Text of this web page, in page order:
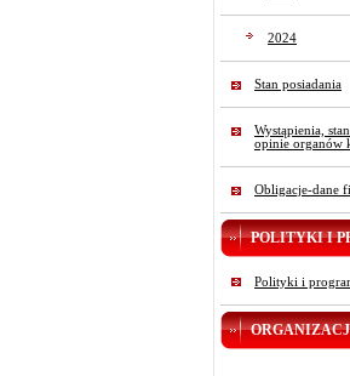
2024
Stan posiadania
Wystąpienia,
opinie organów
Obligacje-dane
POLITYKI I
Polityki i